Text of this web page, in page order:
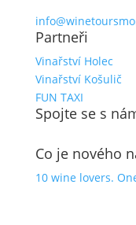
Partneři
Vinařství Holec
Vinařství Košulič
FUN TAXI
Spojte se s
Co je nového
10 wine lovers.